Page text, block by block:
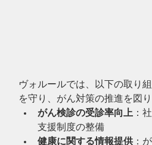
ヴォルールでは、以下の取り
を守り、がん対策の推進を図り
がん検診の受診率向上 ：
支援制度の整備
健康に関する情報提供 ：